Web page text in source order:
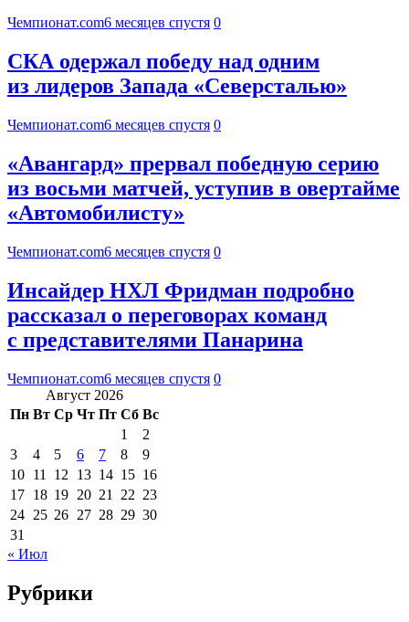
Чемпионат.com6 месяцев спустя 0
СКА одержал победу над одним
из лидеров Запада «Северсталью»
Чемпионат.com6 месяцев спустя 0
«Авангард» прервал победную серию
из восьми матчей, уступив в овертайме
«Автомобилисту»
Чемпионат.com6 месяцев спустя 0
Инсайдер НХЛ Фридман подробно
рассказал о переговорах команд
с представителями Панарина
Чемпионат.com6 месяцев спустя 0
Август 2026
Пн Вт Ср Чт Пт Сб Вс
1
2
3
4 5 6 7 8
9
10 11 12 13 14 15 16
17 18 19 20 21 22 23
24 25 26 27 28 29 30
31
« Июл
Рубрики